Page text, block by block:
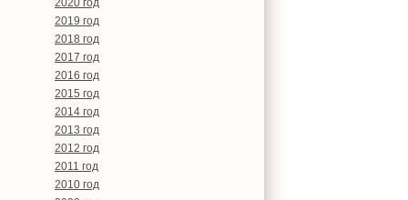
2020 год
2019 год
2018 год
2017 год
2016 год
2015 год
2014 год
2013 год
2012 год
2011 год
2010 год